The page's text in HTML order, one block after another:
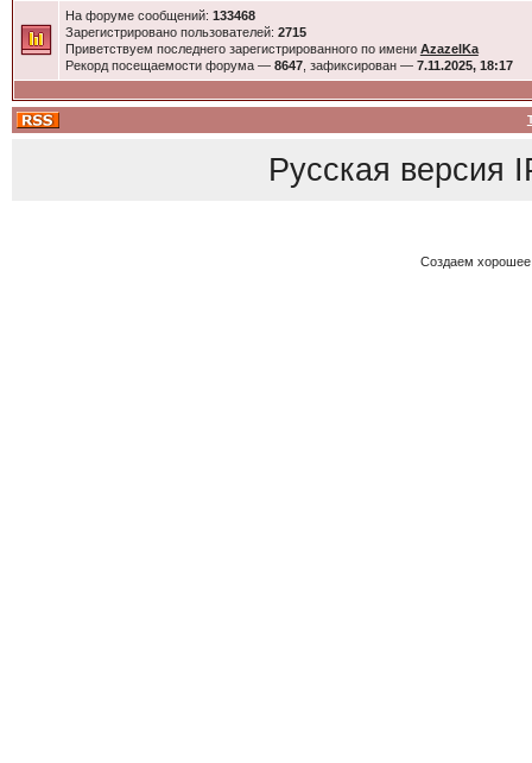
На форуме сообщений: 133468
Зарегистрировано пользователей: 2715
Приветствуем последнего зарегистрированного по имени AzazelKa
Рекорд посещаемости форума — 8647, зафиксирован — 7.11.2025, 18:17
Русская версия
Создаем